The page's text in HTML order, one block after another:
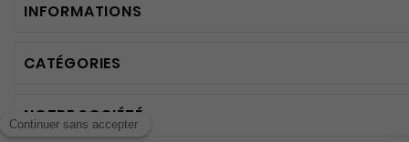
INFORMATIONS
CATÉGORIES
NOTRE SOCIÉTÉ